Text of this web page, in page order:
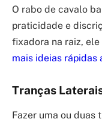
O rabo de cavalo
praticidade e
fixadora na raiz,
mais ideias rápidas
Tranças
Fazer uma ou duas